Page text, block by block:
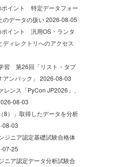
ポイント 特定データフォー
のデータの扱い2026-08-05
ポイント 汎用OS・ランタ
ィレクトリへのアクセス
習 第26回「リスト・タプ
ンパック」 2026-08-03
ンス「PyCon JP2026」、
08-03
8）」取得したデータを分析
08-03
ジニア認定基礎試験合格体
07-25
ニア認定データ分析試験合